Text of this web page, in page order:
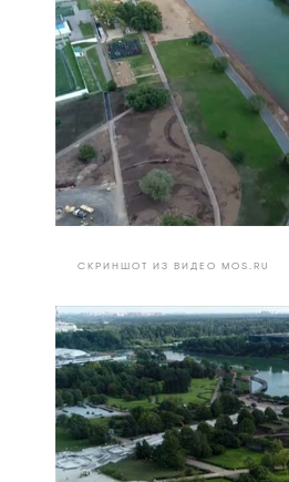
СКРИНШОТ ИЗ ВИДЕО MOS.RU